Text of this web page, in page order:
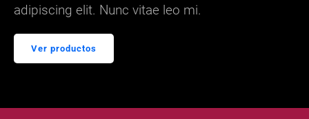
adipiscing elit. Nunc vitae leo mi.
Ver productos